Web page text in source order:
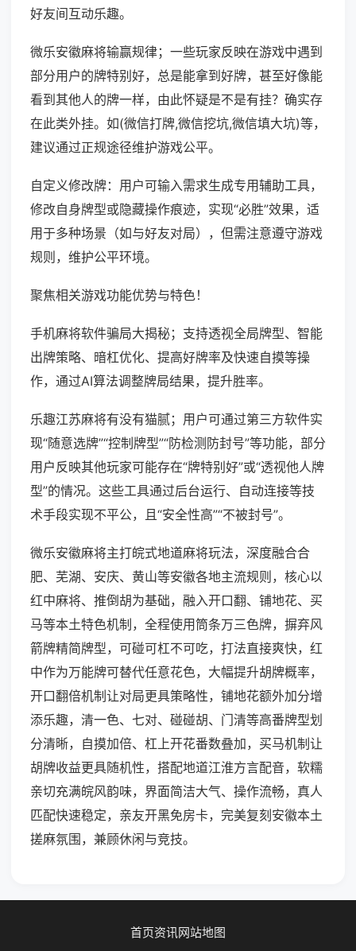
好友间互动乐趣。
微乐安徽麻将输赢规律；一些玩家反映在游戏中遇到
部分用户的牌特别好，总是能拿到好牌，甚至好像能
看到其他人的牌一样，由此怀疑是不是有挂？确实存
在此类外挂。如(微信打牌,微信挖坑,微信填大坑)等，
建议通过正规途径维护游戏公平。
自定义修改牌：用户可输入需求生成专用辅助工具，
修改自身牌型或隐藏操作痕迹，实现“必胜”效果，适
用于多种场景（如与好友对局），但需注意遵守游戏
规则，维护公平环境。
聚焦相关游戏功能优势与特色！
手机麻将软件骗局大揭秘；支持透视全局牌型、智能
出牌策略、暗杠优化、提高好牌率及快速自摸等操
作，通过AI算法调整牌局结果，提升胜率。
乐趣江苏麻将有没有猫腻；用户可通过第三方软件实
现“随意选牌”“控制牌型”“防检测防封号”等功能，部分
用户反映其他玩家可能存在“牌特别好”或“透视他人牌
型”的情况。这些工具通过后台运行、自动连接等技
术手段实现不平公，且“安全性高”“不被封号”。
微乐安徽麻将主打皖式地道麻将玩法，深度融合合
肥、芜湖、安庆、黄山等安徽各地主流规则，核心以
红中麻将、推倒胡为基础，融入开口翻、铺地花、买
马等本土特色机制，全程使用筒条万三色牌，摒弃风
箭牌精简牌型，可碰可杠不可吃，打法直接爽快，红
中作为万能牌可替代任意花色，大幅提升胡牌概率，
开口翻倍机制让对局更具策略性，铺地花额外加分增
添乐趣，清一色、七对、碰碰胡、门清等高番牌型划
分清晰，自摸加倍、杠上开花番数叠加，买马机制让
胡牌收益更具随机性，搭配地道江淮方言配音，软糯
亲切充满皖风韵味，界面简洁大气、操作流畅，真人
匹配快速稳定，亲友开黑免房卡，完美复刻安徽本土
搓麻氛围，兼顾休闲与竞技。
首页资讯网站地图